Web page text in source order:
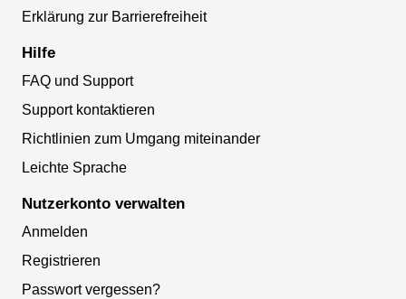
Erklärung zur Barrierefreiheit
Hilfe
FAQ und Support
Support kontaktieren
Richtlinien zum Umgang miteinander
Leichte Sprache
Nutzerkonto verwalten
Anmelden
Registrieren
Passwort vergessen?